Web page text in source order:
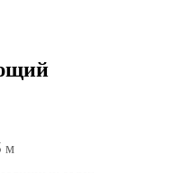
м